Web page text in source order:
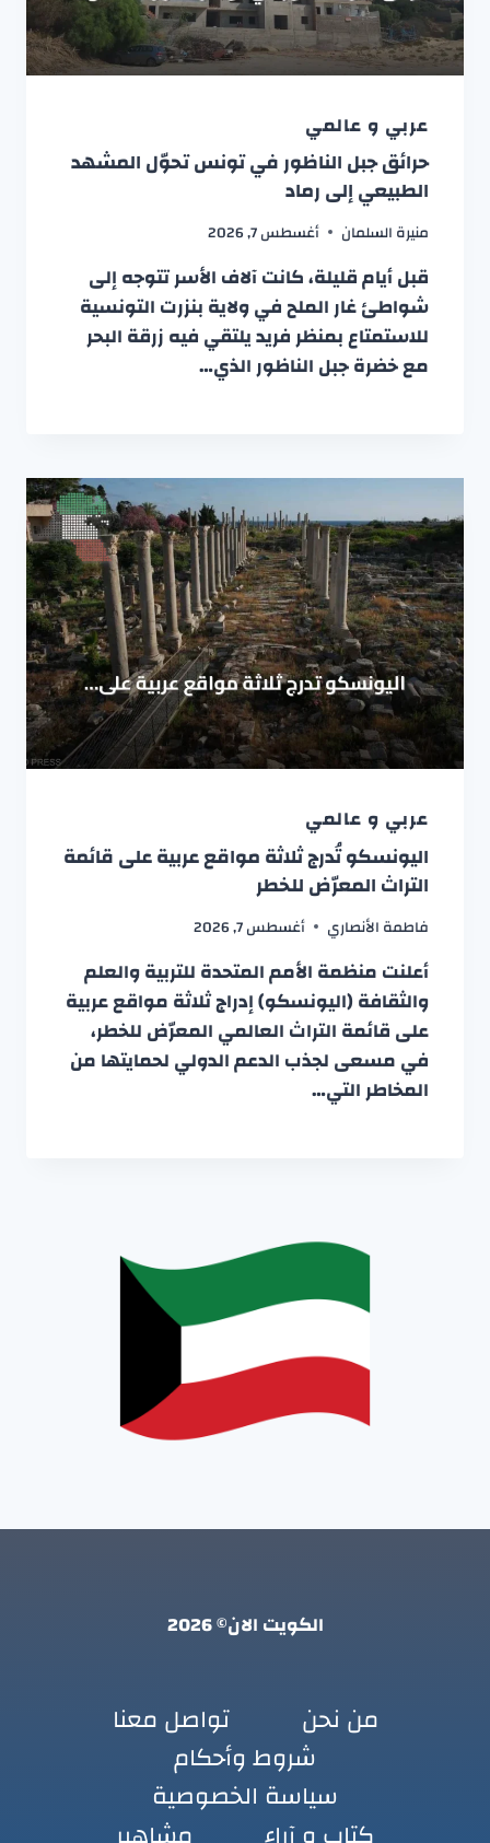
عربي و عالمي
حرائق جبل الناظور في تونس تحوّل المشهد
الطبيعي إلى رماد
منيرة السلمان أغسطس 7, 2026
قبل أيام قليلة، كانت آلاف الأسر تتوجه إلى
شواطئ غار الملح في ولاية بنزرت التونسية
للاستمتاع بمنظر فريد يلتقي فيه زرقة البحر
مع خضرة جبل الناظور الذي…
عربي و عالمي
اليونسكو تُدرج ثلاثة مواقع عربية على قائمة
التراث المعرّض للخطر
فاطمة الأنصاري أغسطس 7, 2026
أعلنت منظمة الأمم المتحدة للتربية والعلم
والثقافة (اليونسكو) إدراج ثلاثة مواقع عربية
على قائمة التراث العالمي المعرّض للخطر،
في مسعى لجذب الدعم الدولي لحمايتها من
المخاطر التي…
الكويت الان© 2026
من نحن
تواصل معنا
شروط وأحكام
سياسة الخصوصية